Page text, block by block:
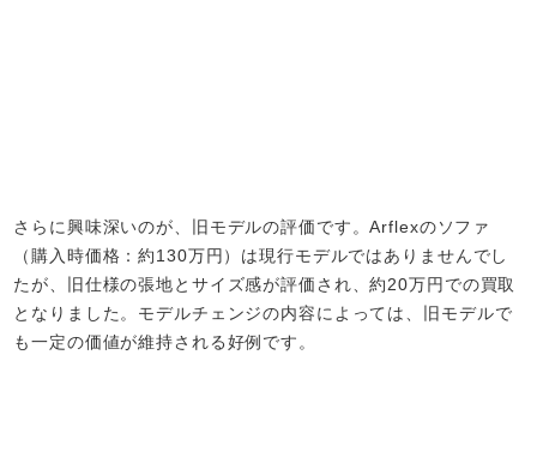
さらに興味深いのが、旧モデルの評価です。Arflexのソファ
（購入時価格：約130万円）は現行モデルではありませんでし
たが、旧仕様の張地とサイズ感が評価され、約20万円での買取
となりました。モデルチェンジの内容によっては、旧モデルで
も一定の価値が維持される好例です。